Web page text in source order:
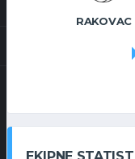
RAKOVAC